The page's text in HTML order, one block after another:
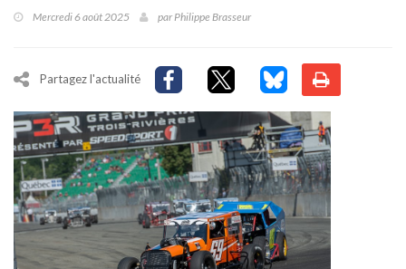
Mercredi 6 août 2025 parPhilippe Brasseur
Partagez l'actualité